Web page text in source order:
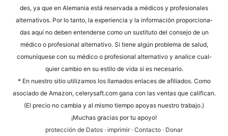
des, ya que en Ale­ma­nia está reser­va­da a méd­icos y pro­fe­sio­na­les
alter­na­tivos. Por lo tan­to, la expe­ri­en­cia y la infor­mación pro­por­cio­na­
das aquí no deben enten­der­se como un susti­tu­to del con­se­jo de un
méd­ico o pro­fe­sio­nal alter­na­tivo. Si tiene algún pro­ble­ma de salud,
comuní­que­se con su méd­ico o pro­fe­sio­nal alter­na­tivo y ana­li­ce cual­
quier cam­bio en su esti­lo de vida si es necesario.
* En nues­tro sitio uti­liz­a­mos los llama­dos enlaces de afi­lia­dos. Como
aso­cia­do de Ama­zon, cele​ry​saft​.com gana con las ven­tas que cali­fi­can.
(El pre­cio no cam­bia y al mis­mo tiem­po apoyas nues­tro trabajo.)
¡Much­as gra­ci­as por tu apoyo!
pro­tección de Datos · impri­mir· Cont­ac­to · Donar